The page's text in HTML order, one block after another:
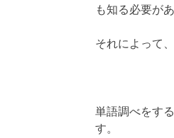
も知る必要が
それによって
単語調べをす
す。